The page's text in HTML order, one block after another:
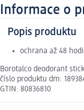
Informace o
Popis produktu
ochrana až 48
Borotalco deodorant
číslo produktu dm:
GTIN: 80836810